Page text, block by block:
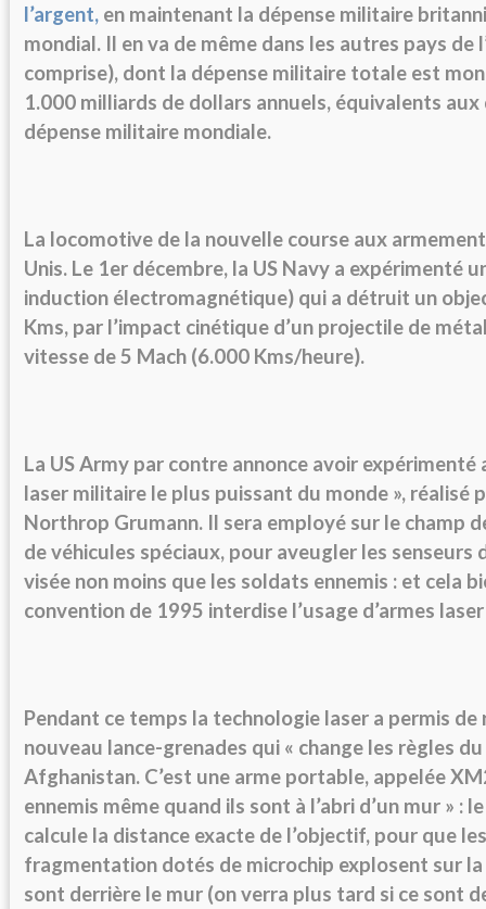
l’argent, en maintenant la dépense militaire
mondial. Il en va de même dans les autres pays de
comprise), dont la dépense militaire totale est
1.000 milliards de dollars annuels, équivalents
dépense militaire mondiale.
La locomotive de la nouvelle course aux
Unis. Le 1er décembre, la US Navy a expérimenté
induction électromagnétique) qui a détruit un
Kms, par l’impact cinétique d’un projectile de
vitesse de 5 Mach (6.000 Kms/heure).
La US Army par contre annonce avoir expérimenté
laser militaire le plus puissant du monde », réalisé
Northrop Grumann. Il sera employé sur le champ
de véhicules spéciaux, pour aveugler les senseurs
visée non moins que les soldats ennemis : et cela
convention de 1995 interdise l’usage d’armes
Pendant ce temps la technologie laser a permis de
nouveau lance-grenades qui « change les règles du
Afghanistan. C’est une arme portable, appelée
ennemis même quand ils sont à l’abri d’un mur » :
calcule la distance exacte de l’objectif, pour que
fragmentation dotés de microchip explosent sur
sont derrière le mur (on verra plus tard si ce sont